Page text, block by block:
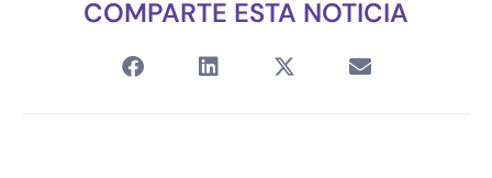
COMPARTE ESTA NOTICIA